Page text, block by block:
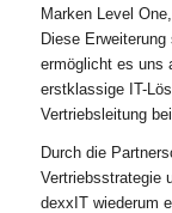
Marken Level
Diese
ermöglicht es uns
erstklassige IT-
Vertriebsleitung
Durch die
Vertriebsstrategie
dexxIT wiederum